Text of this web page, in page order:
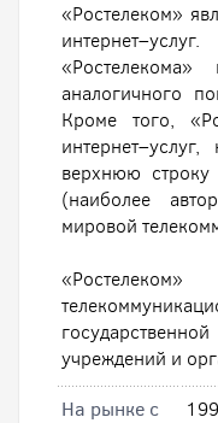
«Ростелеком»
аналогичного
Кроме того,
верхнюю строку
(наиболее
мировой
учреждений и
На рынке с